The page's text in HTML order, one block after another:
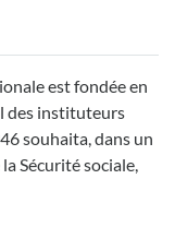
est fondée en
des instituteurs
souhaita, dans un
Sécurité sociale,